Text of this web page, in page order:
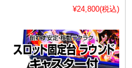
¥24,800(税込)